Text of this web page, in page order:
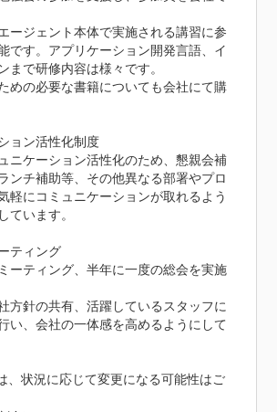
ージェント本体で実施される講習に参
です。アプリケーション開発言語、イ
まで研修内容は様々です。
めの必要な書籍についても会社にて購
ョン活性化制度
ニケーション活性化のため、懇親会補
ンチ補助等、その他異なる部署やプロ
軽にコミュニケーションが取れるよう
ています。
ティング
ーティング、半年に一度の総会を実施
方針の共有、活躍しているスタッフに
い、会社の一体感を高めるようにして
、状況に応じて変更になる可能性はご